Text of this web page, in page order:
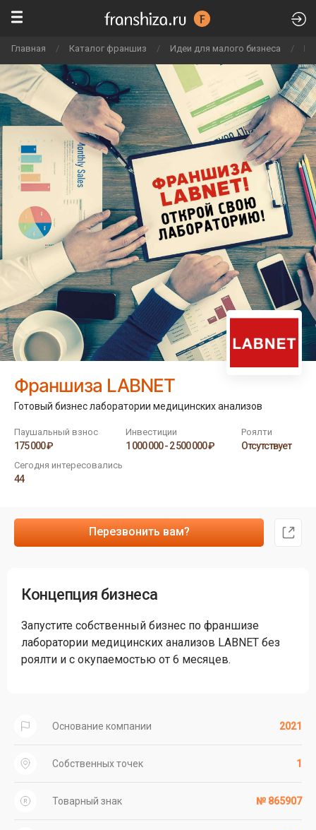
Главная / Каталог франшиз / Идеи для малого бизнеса /
Франшиза LABNET
Готовый бизнес лаборатории медицинских анализов
Паушальный взнос
175 000 ₽
Инвестиции
1 000 000 - 2 500 000 ₽
Роялти
Отсутствует
Сегодня интересовались
44
Перезвонить вам?
Концепция бизнеса
Запустите собственный бизнес по франшизе
лаборатории медицинских анализов LABNET без
роялти и с окупаемостью от 6 месяцев.
Основание компании 2021
Собственных точек 1
Товарный знак № 865907